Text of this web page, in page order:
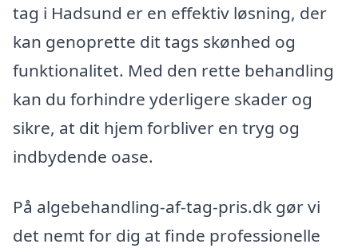
tag i Hadsund er en effektiv løsning, der
kan genoprette dit tags skønhed og
funktionalitet. Med den rette behandling
kan du forhindre yderligere skader og
sikre, at dit hjem forbliver en tryg og
indbydende oase.
På algebehandling-af-tag-pris.dk gør vi
det nemt for dig at finde professionelle